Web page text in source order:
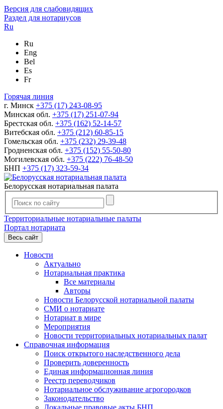
Версия для слабовидящих
Раздел для нотариусов
Ru
Ru
Eng
Bel
Es
Fr
Горячая линия
г. Минск +375 (17) 243-08-95
Минская обл. +375 (17) 251-07-94
Брестская обл. +375 (162) 52-14-57
Витебская обл. +375 (212) 60-85-15
Гомельская обл. +375 (232) 29-39-48
Гродненская обл. +375 (152) 55-50-80
Могилевская обл. +375 (222) 76-48-50
БНП +375 (17) 323-59-34
Белорусская нотариальная палата
Территориальные нотариальные палаты
Портал нотариата
Весь сайт
Новости
Актуально
Нотариальная практика
Все материалы
Авторы
Новости Белорусской нотариальной палаты
СМИ о нотариате
Нотариат в мире
Мероприятия
Новости территориальных нотариальных палат
Справочная информация
Поиск открытого наследственного дела
Проверить доверенность
Единая информационная линия
Реестр переводчиков
Нотариальное обслуживание агрогородков
Законодательство
Локальные правовые акты БНП